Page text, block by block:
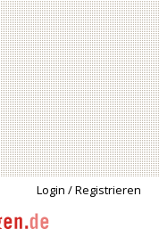
Login / Registrieren